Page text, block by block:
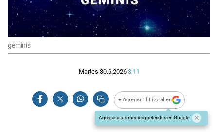
geminis
Martes 30.6.2026 3:11
+ Agregar El Litoral en
Agregar a tus medios preferidos en Google